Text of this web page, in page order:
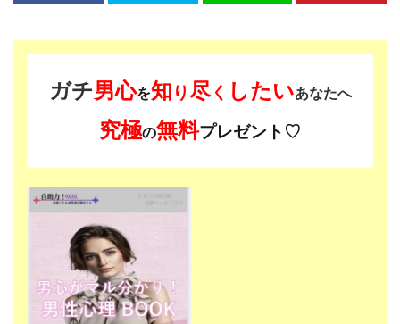
ガチ男心を知 り尽く したいあなたへ
究極の無料プレゼント♡